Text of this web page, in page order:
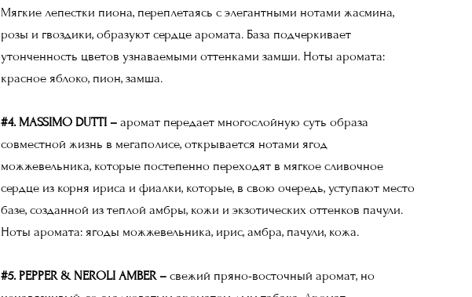
Мягкие лепестки пиона, переплетаясь с элегантными нотами жасмина,
розы и гвоздики, образуют сердце аромата. База подчеркивает
утонченность цветов узнаваемыми оттенками замши. Ноты аромата:
красное яблоко, пион, замша.
#4. MASSIMO DUTTI – аромат передает многослойную суть образа
совместной жизнь в мегаполисе, открывается нотами ягод
можжевельника, которые постепенно переходят в мягкое сливочное
сердце из корня ириса и фиалки, которые, в свою очередь, уступают место
базе, созданной из теплой амбры, кожи и экзотических оттенков пачули.
Ноты аромата: ягоды можжевельника, ирис, амбра, пачули, кожа.
#5. PEPPER & NEROLI AMBER – свежий пряно-восточный аромат, но